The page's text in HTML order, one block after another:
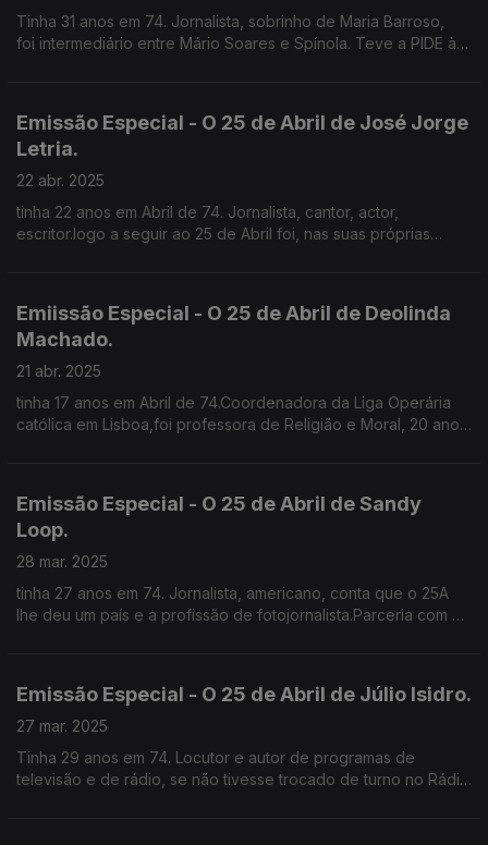
Tinha 31 anos em 74. Jornalista, sobrinho de Maria Barroso,
foi intermediário entre Mário Soares e Spínola. Teve a PIDE à
Emissão Especial - O 25 de Abril de José Jorge
Letria.
22 abr. 2025
tinha 22 anos em Abril de 74. Jornalista, cantor, actor,
escritor.logo a seguir ao 25 de Abril foi, nas suas próprias
Emiissão Especial - O 25 de Abril de Deolinda
Machado.
21 abr. 2025
tinha 17 anos em Abril de 74.Coordenadora da Liga Operária
católica em Lisboa,foi professora de Religião e Moral, 20 anos
Emissão Especial - O 25 de Abril de Sandy
Loop.
28 mar. 2025
tinha 27 anos em 74. Jornalista, americano, conta que o 25A
lhe deu um país e a profissão de fotojornalista.Parceria com o
Emissão Especial - O 25 de Abril de Júlio Isidro.
27 mar. 2025
Tinha 29 anos em 74. Locutor e autor de programas de
televisão e de rádio, se não tivesse trocado de turno no Rádio